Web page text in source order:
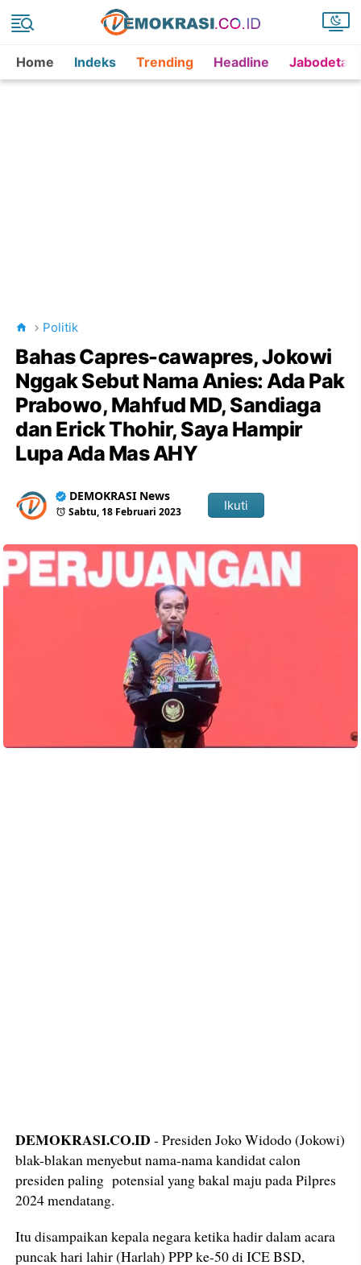
Home Indeks Trending Headline
Politik
Bahas Capres-cawapres, Jokowi
Nggak Sebut Nama Anies: Ada Pak
Prabowo, Mahfud MD, Sandiaga
dan Erick Thohir, Saya Hampir
Lupa Ada Mas AHY
DEMOKRASI News
Sabtu, 18 Februari 2023 Ikuti
DEMOKRASI.CO.ID- Presiden Joko Widodo (Jokowi)
blak-blakan menyebut nama-nama kandidat calon
presiden paling potensial yang bakal maju pada Pilpres
2024 mendatang.
Itu disampaikan kepala negara ketika hadir dalam acara
puncak hari lahir (Harlah) PPP ke-50 di ICE BSD,